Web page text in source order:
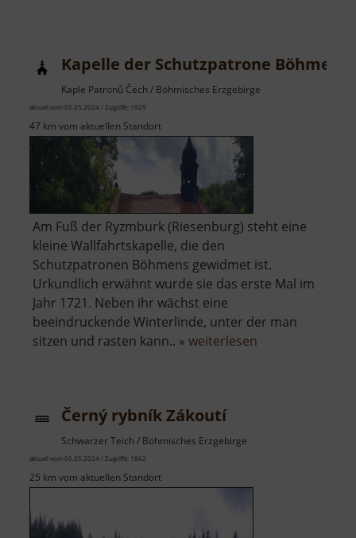
Kapelle der Schutzpatrone Böhmens
Kaple Patronů Čech / Böhmisches Erzgebirge
aktuell vom 05.05.2024 / Zugriffe: 1929
47 km vom aktuellen Standort
Am Fuß der Ryzmburk (Riesenburg) steht eine
kleine Wallfahrtskapelle, die den
Schutzpatronen Böhmens gewidmet ist.
Urkundlich erwähnt wurde sie das erste Mal im
Jahr 1721. Neben ihr wächst eine
beeindruckende Winterlinde, unter der man
sitzen und rasten kann.. » weiterlesen
Černý rybník Zákoutí
Schwarzer Teich / Böhmisches Erzgebirge
aktuell vom 05.05.2024 / Zugriffe: 1862
25 km vom aktuellen Standort